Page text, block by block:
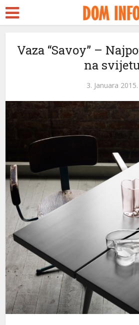
Vaza “Savoy” –
na
3. Januara 2015.